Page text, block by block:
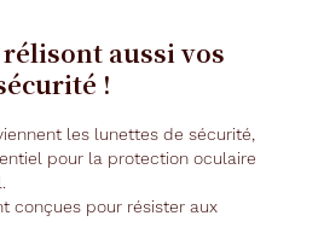
aussi vos
!
les lunettes de sécurité,
pour la protection oculaire
conçues pour résister aux